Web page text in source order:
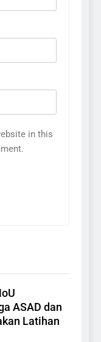
in this
ASAD dan
Latihan